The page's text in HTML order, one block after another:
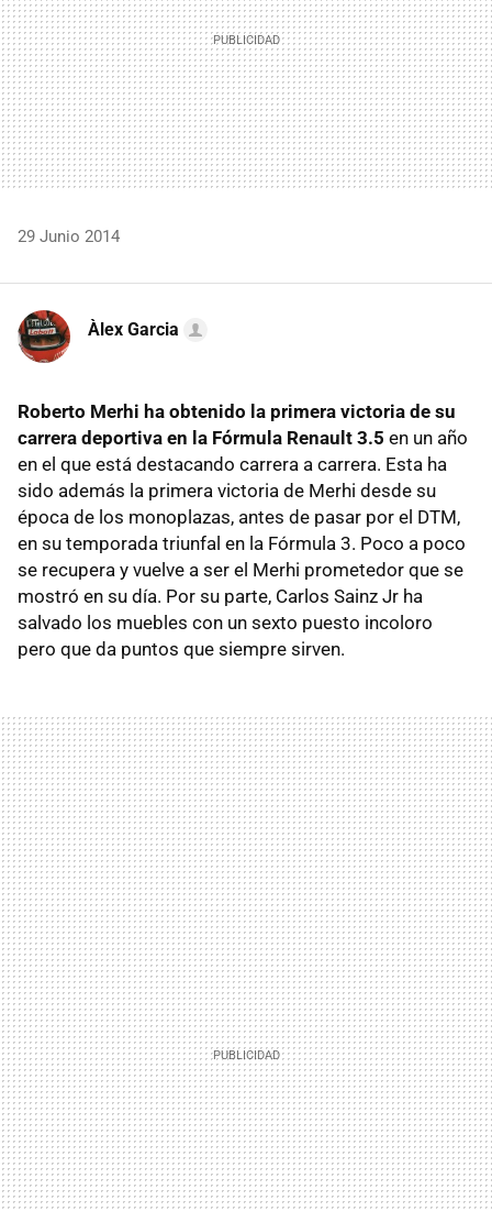
29 Junio 2014
Àlex Garcia
Roberto Merhi ha obtenido la primera victoria de su
carrera deportiva en la Fórmula Renault 3.5 en un año
en el que está destacando carrera a carrera. Esta ha
sido además la primera victoria de Merhi desde su
época de los monoplazas, antes de pasar por el DTM,
en su temporada triunfal en la Fórmula 3. Poco a poco
se recupera y vuelve a ser el Merhi prometedor que se
mostró en su día. Por su parte, Carlos Sainz Jr ha
salvado los muebles con un sexto puesto incoloro
pero que da puntos que siempre sirven.